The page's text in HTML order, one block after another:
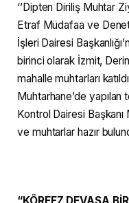
‘’Dipten Diriliş Muhtar
Etraf Müdafaa ve
İşleri Dairesi
birinci olarak İzmit,
mahalle muhtarları
Muhtarhane’de
Kontrol Dairesi
ve muhtarlar hazır
“KÖRFEZ DEVASA